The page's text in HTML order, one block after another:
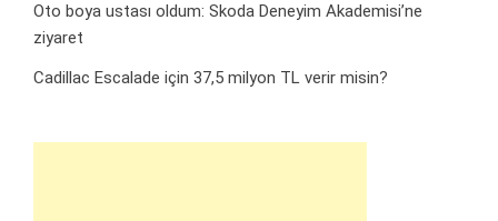
Oto boya ustası oldum: Skoda Deneyim Akademisi’ne
ziyaret
Cadillac Escalade için 37,5 milyon TL verir misin?